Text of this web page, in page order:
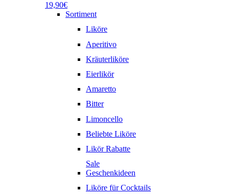
19,90€
Sortiment
Liköre
Aperitivo
Kräuterliköre
Eierlikör
Amaretto
Bitter
Limoncello
Beliebte Liköre
Likör Rabatte
Sale
Geschenkideen
Liköre für Cocktails